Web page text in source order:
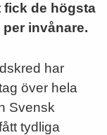
de högsta
invånare.
har
över hela
Svensk
tydliga